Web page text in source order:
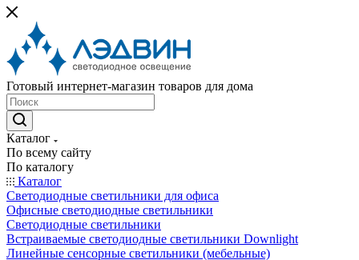
Готовый интернет-магазин товаров для дома
Каталог
По всему сайту
По каталогу
Каталог
Светодиодные светильники для офиса
Офисные светодиодные светильники
Светодиодные светильники
Встраиваемые светодиодные светильники Downlight
Линейные сенсорные светильники (мебельные)